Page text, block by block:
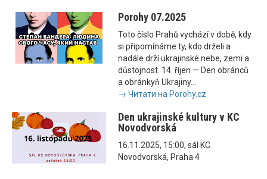
Porohy 07.2025
Toto číslo Prahů vychází v době, kdy
si připomínáme ty, kdo drželi a
nadále drží ukrajinské nebe, zemi a
důstojnost. 14. říjen — Den obránců
a obránkyň Ukrajiny...
→ Читати на Porohy.cz
Den ukrajinské kultury v KC
Novodvorská
16.11.2025, 15:00, sál KC
Novodvorská, Praha 4